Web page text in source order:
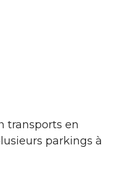
transports en
parkings à